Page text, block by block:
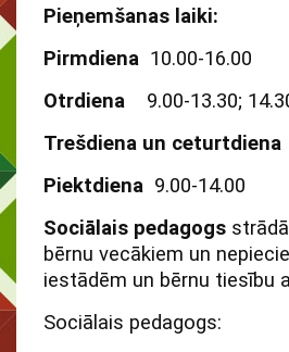
Pieņemšanas laiki:
Pirmdiena 10.00-16.00
Otrdiena 9.00-13.30;
Trešdiena un ceturtdiena
Piektdiena 9.00-14.00
Sociālais pedagogs
bērnu vecākiem un
iestādēm un bērnu tiesību
Sociālais pedagogs: